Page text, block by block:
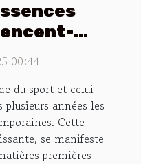
parfums
00:44
du sport et celui
plusieurs années les
Cette
se manifeste
premières